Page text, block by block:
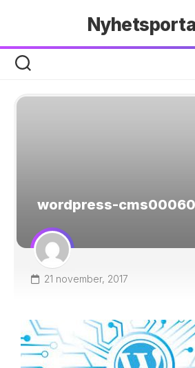
wordpress-cms00060
21 november, 2017